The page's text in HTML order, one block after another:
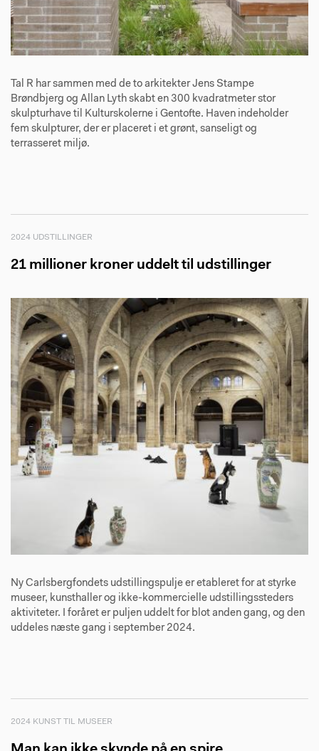
Tal R har sammen med de to arkitekter Jens Stampe
Brøndbjerg og Allan Lyth skabt en 300 kvadratmeter stor
skulpturhave til Kulturskolerne i Gentofte. Haven indeholder
fem skulpturer, der er placeret i et grønt, sanseligt og
terrasseret miljø.
2024 UDSTILLINGER
21 millioner kroner uddelt til udstillinger
Ny Carlsbergfondets udstillingspulje er etableret for at styrke
museer, kunsthaller og ikke-kommercielle udstillingssteders
aktiviteter. I foråret er puljen uddelt for blot anden gang, og den
uddeles næste gang i september 2024.
2024 KUNST TIL MUSEER